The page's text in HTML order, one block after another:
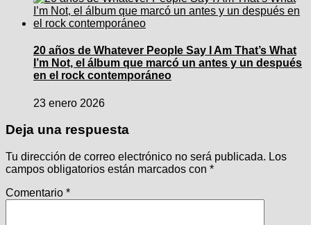
20 años de Whatever People Say I Am That’s What
I’m Not, el álbum que marcó un antes y un después
en el rock contemporáneo
23 enero 2026
Deja una respuesta
Tu dirección de correo electrónico no será publicada. Los
campos obligatorios están marcados con *
Comentario *